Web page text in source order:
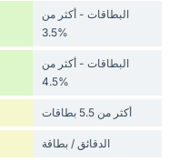
البطاقات - أكثر من
%3.5
البطاقات - أكثر من
%4.5
أكثر من 5.5 بطاقات
الدقائق / بطاقة